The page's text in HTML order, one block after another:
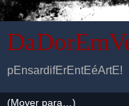
pEnsardifErEntEéArtE!